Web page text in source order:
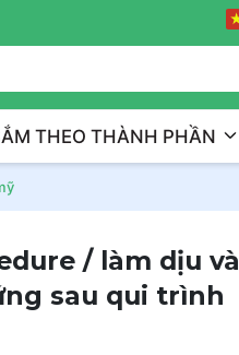
THEO THÀNH PHẦN
/ làm dịu và
sau qui trình